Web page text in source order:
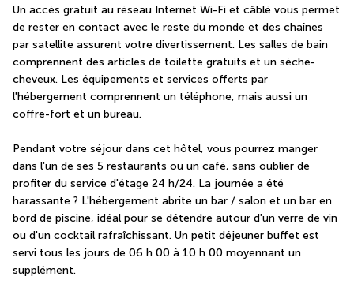
Un accès gratuit au réseau Internet Wi-Fi et câblé vous permet
de rester en contact avec le reste du monde et des chaînes
par satellite assurent votre divertissement. Les salles de bain
comprennent des articles de toilette gratuits et un sèche-
cheveux. Les équipements et services offerts par
l'hébergement comprennent un téléphone, mais aussi un
coffre-fort et un bureau.
Pendant votre séjour dans cet hôtel, vous pourrez manger
dans l'un de ses 5 restaurants ou un café, sans oublier de
profiter du service d'étage 24 h/24. La journée a été
harassante ? L'hébergement abrite un bar / salon et un bar en
bord de piscine, idéal pour se détendre autour d'un verre de vin
ou d'un cocktail rafraîchissant. Un petit déjeuner buffet est
servi tous les jours de 06 h 00 à 10 h 00 moyennant un
supplément.